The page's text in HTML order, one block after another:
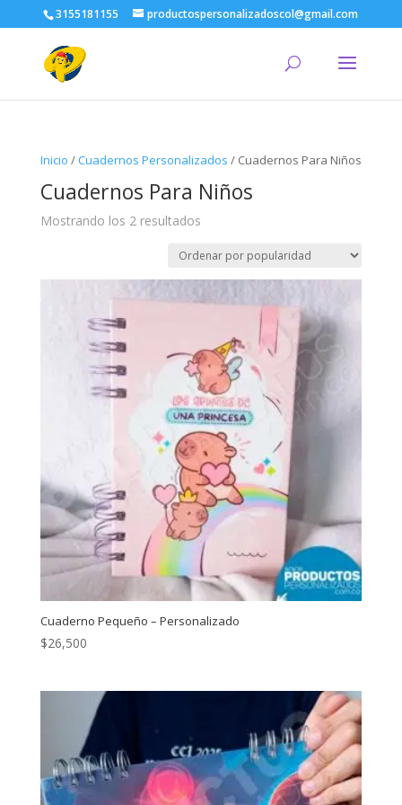
3155181155 productospersonalizadoscol@gmail.com
Inicio /Cuadernos Personalizados / Cuadernos Para Niños
Cuadernos Para Niños
Mostrando los 2 resultadosOrdenado
popularidad
Cuaderno Pequeño – Personalizado
$26,500